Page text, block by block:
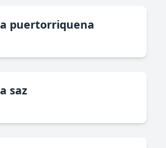
puertorriquena
saz